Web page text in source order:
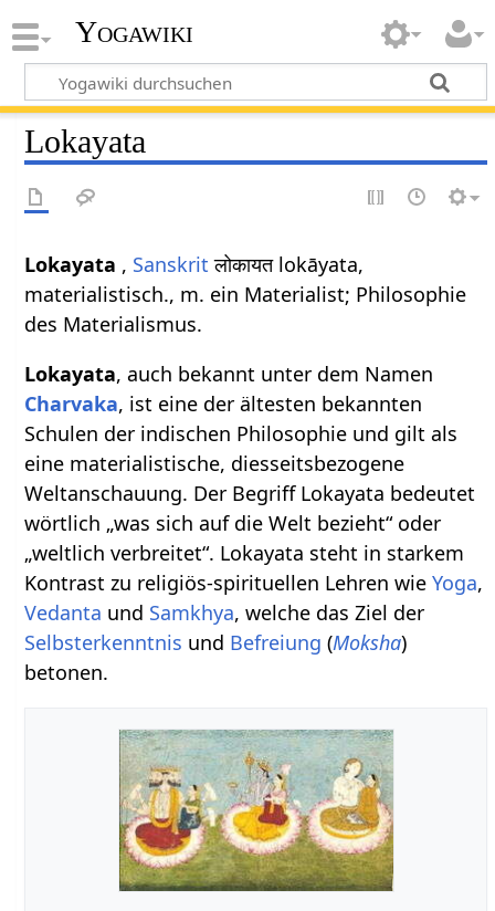
Yogawiki
Lokayata
Lokayata , Sanskrit लोकायत lokāyata,
materialistisch., m. ein Materialist; Philosophie
des Materialismus.
Lokayata, auch bekannt unter dem Namen
Charvaka, ist eine der ältesten bekannten
Schulen der indischen Philosophie und gilt als
eine materialistische, diesseitsbezogene
Weltanschauung. Der Begriff Lokayata bedeutet
wörtlich „was sich auf die Welt bezieht“ oder
„weltlich verbreitet“. Lokayata steht in starkem
Kontrast zu religiös-spirituellen Lehren wieYoga,
Vedanta und Samkhya, welche das Ziel der
Selbsterkenntnis und Befreiung (Moksha)
betonen.